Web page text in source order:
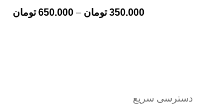
350.000 تومان –
650.000 تومان
دسترسی سریع